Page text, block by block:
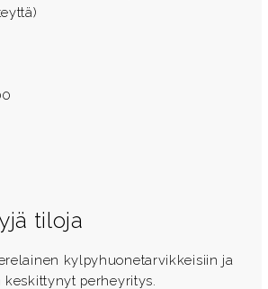
tiloja
kylpyhuonetarvikkeisiin ja
perheyritys.